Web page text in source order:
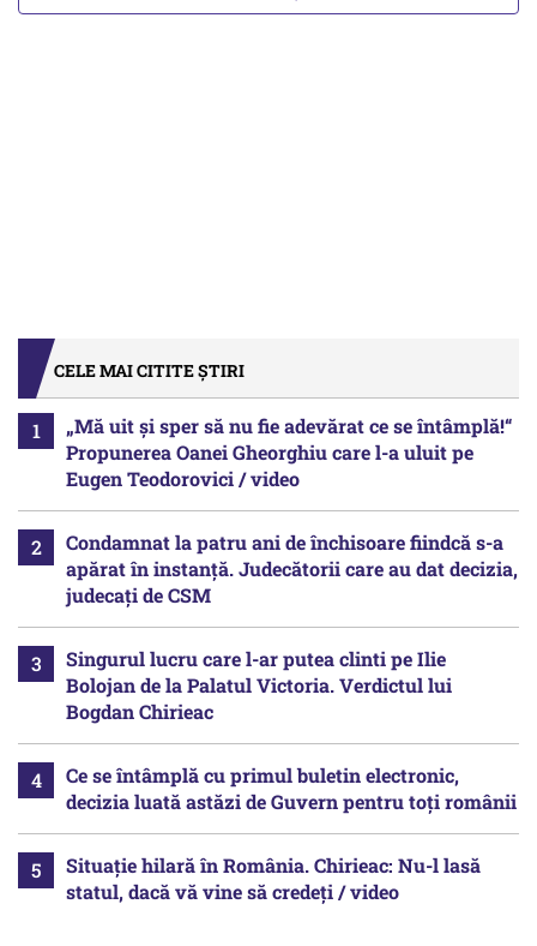
CELE MAI CITITE ȘTIRI
„Mă uit și sper să nu fie adevărat ce se întâmplă!“
Propunerea Oanei Gheorghiu care l-a uluit pe
Eugen Teodorovici / video
Condamnat la patru ani de închisoare fiindcă s-a
apărat în instanță. Judecătorii care au dat decizia,
judecați de CSM
Singurul lucru care l-ar putea clinti pe Ilie
Bolojan de la Palatul Victoria. Verdictul lui
Bogdan Chirieac
Ce se întâmplă cu primul buletin electronic,
decizia luată astăzi de Guvern pentru toți românii
Situație hilară în România. Chirieac: Nu-l lasă
statul, dacă vă vine să credeți / video